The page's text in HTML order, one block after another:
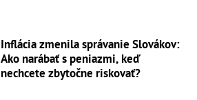
Inflácia zmenila správanie Slovákov:
Ako narábať s peniazmi, keď
nechcete zbytočne riskovať?